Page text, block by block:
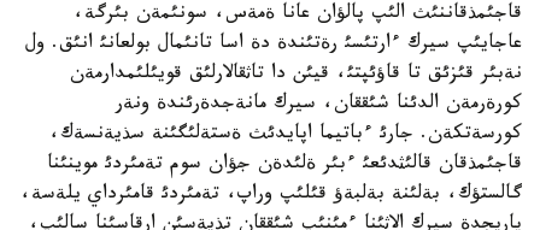
قاجئمذقاننئث الئپ پالؤان عانا ةمةس، سونئمةن بئرگة،
عاجايئپ سيرك ءارتئسئ رةتئندة دة اسا تانئمال بولعانئ انئق. ول
نةبئر قئزئق تا قاؤئپتئ، قيئن دا تاثقالارلئق قويئلئمدارمةن
كورةرمةن الدئنا شئققان، سيرك مانةجدةرئندة ونةر
كورسةتكةن. جارئ ءباتيما اپايدئث ةستةلئگئنة سذيةنسةك،
قاجئمذقان قالئثدئعئ ءبئر ةلئدةن جؤان سوم تةمئردئ موينئنا
گالستؤك، بةلئنة بةلبةؤ قئلئپ وراپ، تةمئردئ قامئرداي يلةسة،